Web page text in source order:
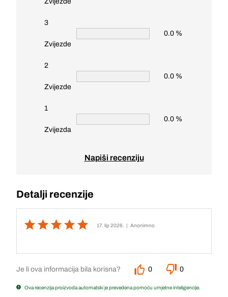
3
Zvijezde
0.0 %
2
Zvijezde
0.0 %
1
Zvijezda
0.0 %
Napiši recenziju
Detalji recenzije
17. lip 2026. | Anonimno
Je li ova informacija bila korisna? 0 0
Ova recenzija proizvoda automatski je prevedena pomoću umjetne inteligencije.